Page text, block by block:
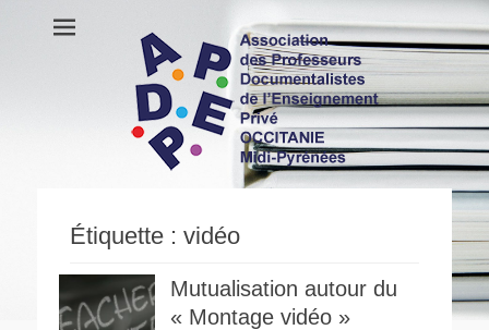
APDEP Occitanie
Midi-Pyrénées
Association des Professeurs Documentalistes de l'Enseignement
Privé OCCITANIE Midi-Pyrénnees Association Actualités Vie de
l’association Ressources
Étiquette : vidéo
Mutualisation autour du
« Montage vidéo »